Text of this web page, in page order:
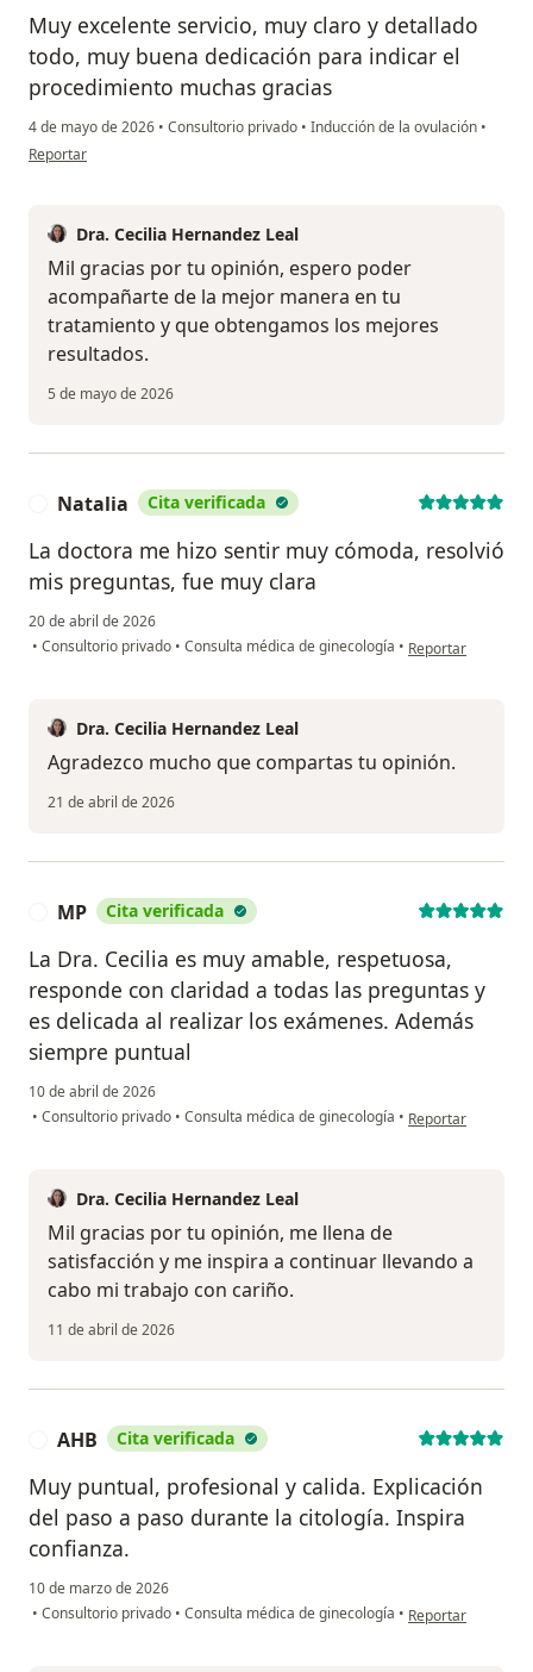
Muy excelente servicio, muy claro y detallado
todo, muy buena dedicación para indicar el
procedimiento muchas gracias
4 de mayo de 2026 • Consultorio privado • Inducción de la ovulación •
en opinión del usuario Diana Paola Mendieta
Reportar
Dra. Cecilia Hernandez Leal
Mil gracias por tu opinión, espero poder
acompañarte de la mejor manera en tu
tratamiento y que obtengamos los mejores
resultados.
5 de mayo de 2026
Natalia Cita verificada
La doctora me hizo sentir muy cómoda, resolvió
mis preguntas, fue muy clara
20 de abril de 2026
• Consultorio privado • Consulta médica de ginecología • en opinión del
Reportar
Dra. Cecilia Hernandez Leal
Agradezco mucho que compartas tu opinión.
21 de abril de 2026
MP Cita verificada
La Dra. Cecilia es muy amable, respetuosa,
responde con claridad a todas las preguntas y
es delicada al realizar los exámenes. Además
siempre puntual
10 de abril de 2026
• Consultorio privado • Consulta médica de ginecología • en opinión del
Reportar
Dra. Cecilia Hernandez Leal
Mil gracias por tu opinión, me llena de
satisfacción y me inspira a continuar llevando a
cabo mi trabajo con cariño.
11 de abril de 2026
AHB Cita verificada
Muy puntual, profesional y calida. Explicación
del paso a paso durante la citología. Inspira
confianza.
10 de marzo de 2026
• Consultorio privado • Consulta médica de ginecología • en opinión del
Reportar